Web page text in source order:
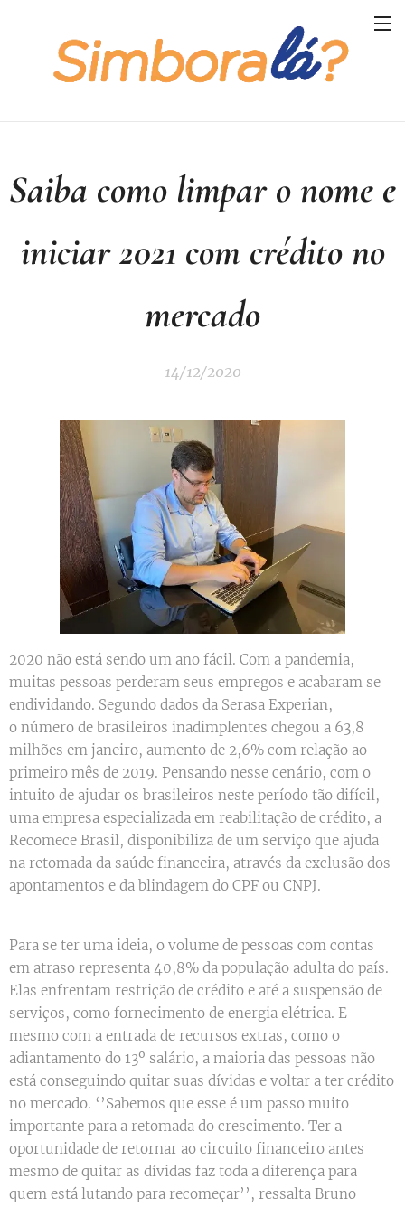
Saiba como limpar o nome e
iniciar 2021 com crédito no
mercado
14/12/2020
2020 não está sendo um ano fácil. Com a pandemia,
muitas pessoas perderam seus empregos e acabaram se
endividando. Segundo dados da Serasa Experian,
o número de brasileiros inadimplentes chegou a 63,8
milhões em janeiro, aumento de 2,6% com relação ao
primeiro mês de 2019. Pensando nesse cenário, com o
intuito de ajudar os brasileiros neste período tão difícil,
uma empresa especializada em reabilitação de crédito, a
Recomece Brasil, disponibiliza de um serviço que ajuda
na retomada da saúde financeira, através da exclusão dos
apontamentos e da blindagem do CPF ou CNPJ.
Para se ter uma ideia, o volume de pessoas com contas
em atraso representa 40,8% da população adulta do país.
Elas enfrentam restrição de crédito e até a suspensão de
serviços, como fornecimento de energia elétrica. E
mesmo com a entrada de recursos extras, como o
adiantamento do 13º salário, a maioria das pessoas não
está conseguindo quitar suas dívidas e voltar a ter crédito
no mercado. ‘’Sabemos que esse é um passo muito
importante para a retomada do crescimento. Ter a
oportunidade de retornar ao circuito financeiro antes
mesmo de quitar as dívidas faz toda a diferença para
quem está lutando para recomeçar’’, ressalta Bruno